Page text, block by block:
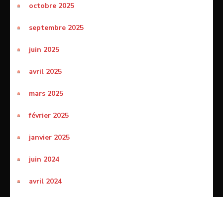
octobre 2025
septembre 2025
juin 2025
avril 2025
mars 2025
février 2025
janvier 2025
juin 2024
avril 2024